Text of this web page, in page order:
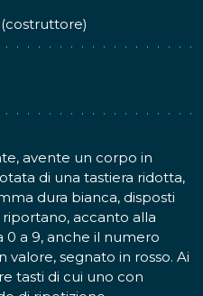
(costruttore)
avente un corpo in
di una tastiera ridotta,
dura bianca, disposti
accanto alla
0 a 9, anche il numero
segnato in rosso. Ai
tasti di cui uno con